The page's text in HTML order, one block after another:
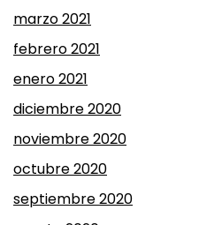
marzo 2021
febrero 2021
enero 2021
diciembre 2020
noviembre 2020
octubre 2020
septiembre 2020